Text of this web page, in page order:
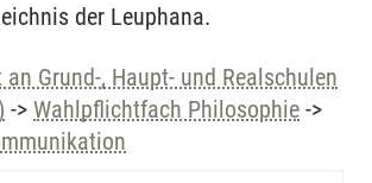
der Leuphana.
an Grund-, Haupt- und Realschulen
-> Wahlpflichtfach Philosophie ->